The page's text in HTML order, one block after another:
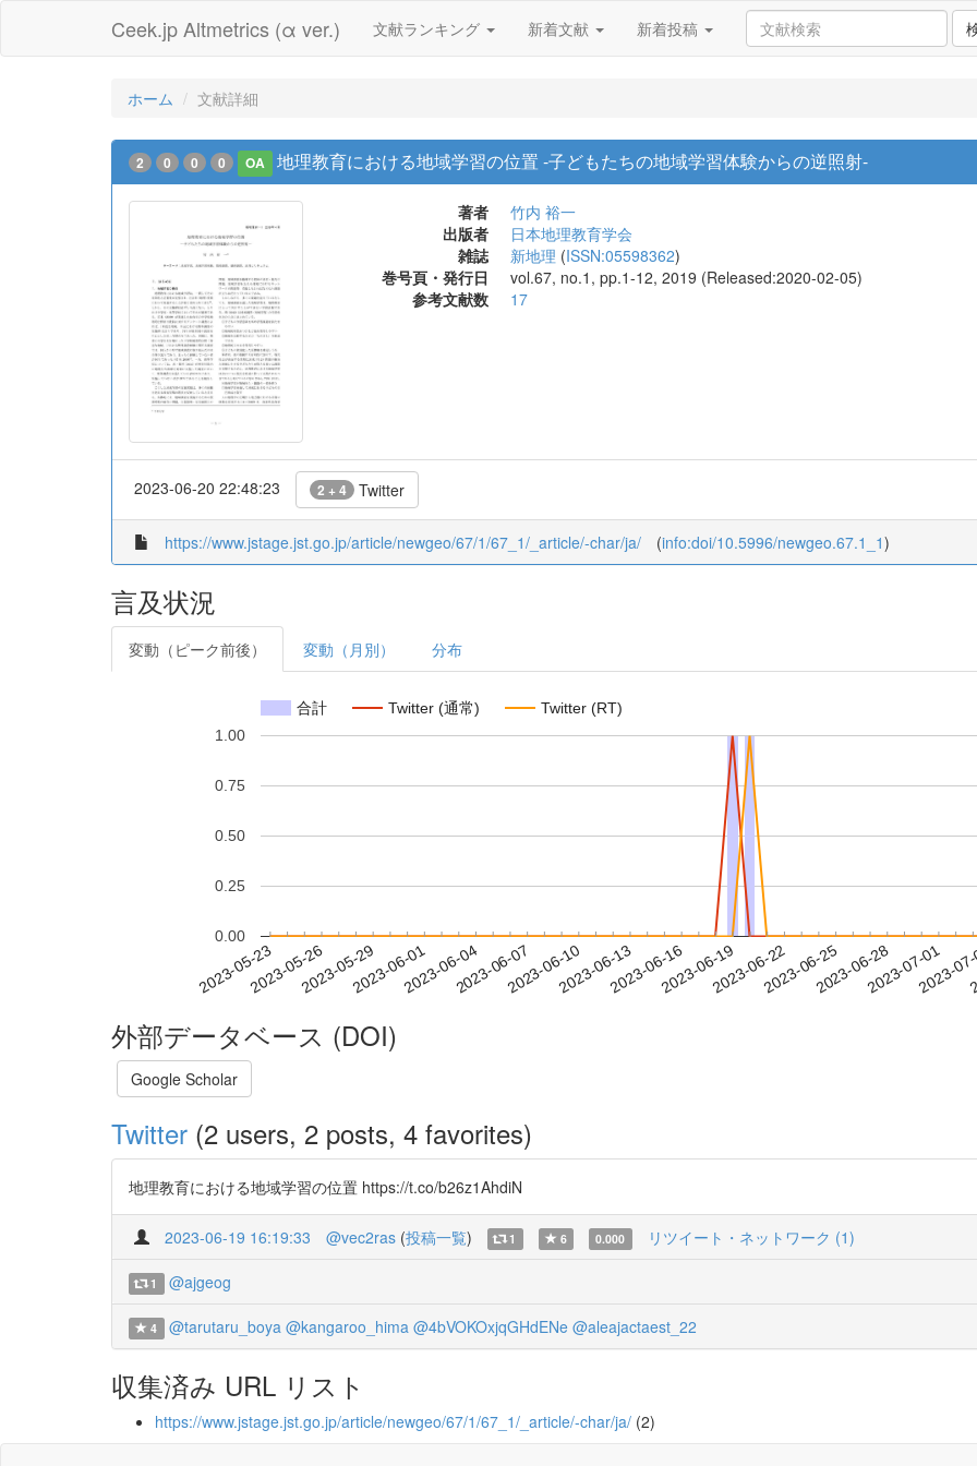
Ceek.jp Altmetrics (α ver.) 文献ランキング 新着文献 新着投稿
ホーム 文献詳細
2 0 0 0 OA 地理教育における地域学習の位置 -子どもたちの地域学習体験からの逆照射-
著者
竹内 裕一
出版者
日本地理教育学会
雑誌
新地理 (ISSN:05598362)
巻号頁・発行日
vol.67, no.1, pp.1-12, 2019 (Released:2020-02-05)
参考文献数
17
2023-06-20 22:48:23 2 + 4 Twitter
https://www.jstage.jst.go.jp/article/newgeo/67/1/67_1/_article/-char/ja/ (info:doi/10.5996/newgeo.67.1_1)
言及状況
変動（ピーク前後） 変動（月別） 分布
合計 Twitter (通常) Twitter (RT)
2023-05-232023-05-262023-05-292023-06-012023-06-042023-06-072023-06-102023-06-132023-06-162023-06-192023-06-222023-06-252023-06-282023-07-01
2023-
0.00
0.25
0.50
0.75
1.00
外部データベース (DOI)
Google Scholar
Twitter (2 users, 2 posts, 4 favorites)
地理教育における地域学習の位置 https://t.co/b26z1AhdiN
2023-06-19 16:19:33 @vec2ras (投稿一覧) 1 6 0.000 リツイート・ネットワーク (1)
1 @ajgeog
4 @tarutaru_boya @kangaroo_hima @4bVOKOxjqGHdENe @aleajactaest_22
収集済み URL リスト
https://www.jstage.jst.go.jp/article/newgeo/67/1/67_1/_article/-char/ja/ (2)